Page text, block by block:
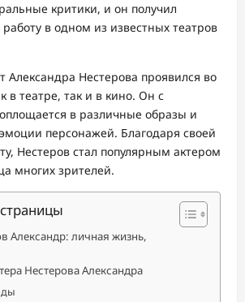
критики, и он получил
в одном из известных театров
Александра Нестерова проявился во
в театре, так и в кино. Он с
в различные образы и
персонажей. Благодаря своей
Нестеров стал популярным актером
многих зрителей.
Александр: личная жизнь,
Нестерова Александра